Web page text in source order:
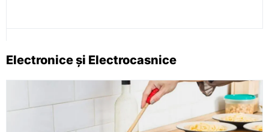
Electronice și Electrocasnice